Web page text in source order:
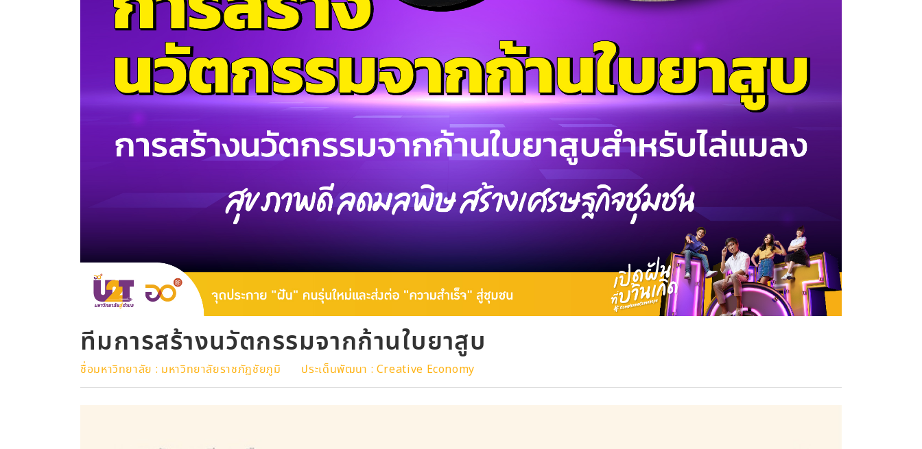
ทีมการสร้างนวัตกรรมจากก้านใบยาสูบ
ชื่อมหาวิทยาลัย : มหาวิทยาลัยราชภัฏชัยภูมิ ประเด็นพัฒนา : Creative Economy